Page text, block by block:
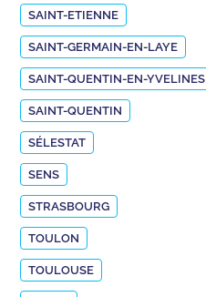
SAINT-ETIENNE
SAINT-GERMAIN-EN-LAYE
SAINT-QUENTIN-EN-YVELINES
SAINT-QUENTIN
SÉLESTAT
SENS
STRASBOURG
TOULON
TOULOUSE